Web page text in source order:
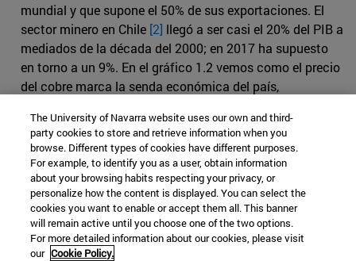
mundial y que supone el 50% de sus exportaciones. El
sector minero en Chile [2] llegó a ser casi el 20% del PIB a
mediados de la década del 2000; en 2017 ha supuesto
en torno a un 9%. En el gráfico 1.2 vemos como el precio
del cobre marca la senda económica del país,
económico chileno con el incremento de los precios del
cobre. A pesar de tratarse de una de las economías más
desarrolladas de la región[3], con un peso del sector
servicios en el PIB del 74%, el país sigue condicionado
por la coyuntura de su sector primario y concretamente
la minería.
The University of Navarra website uses our own and third-
party cookies to store and retrieve information when you
browse. Different types of cookies have different purposes.
For example, to identify you as a user, obtain information
about your browsing habits respecting your privacy, or
personalize how the content is displayed. You can select the
cookies you want to enable or accept them all. This banner
will remain active until you choose one of the two options.
For more detailed information about our cookies, please visit
our Cookie Policy.